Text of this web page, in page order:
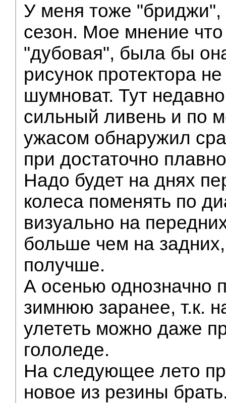
У меня тоже "бриджи",
сезон. Мое мнение
"дубовая", была бы
рисунок протектора
шумноват. Тут
сильный ливень и по
ужасом обнаружил
при достаточно
Надо будет на днях
колеса поменять по
визуально на
больше чем на
получше.
А осенью однозначно
зимнюю заранее, т.к.
улететь можно даже
гололеде.
На следующее лето
новое из резины